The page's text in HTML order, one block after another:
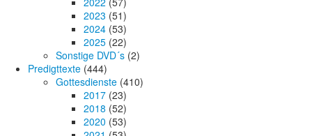
2023 (51)
2024 (53)
2025 (22)
Sonstige DVD´s (2)
Predigttexte (444)
Gottesdienste (410)
2017 (23)
2018 (52)
2020 (53)